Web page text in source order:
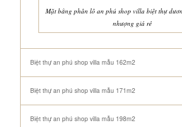
Mặt bằng phân lô an phú shop villa biệt thự
nhượng giá rẻ
Biệt thự an phú shop villa mẫu 162m2
Biệt thự an phú shop villa mẫu 171m2
Biệt thự an phú shop villa mẫu 198m2